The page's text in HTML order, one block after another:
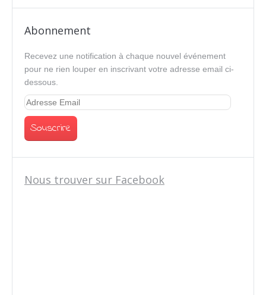
Abonnement
Recevez une notification à chaque nouvel événement
pour ne rien louper en inscrivant votre adresse email ci-
dessous.
Nous trouver sur Facebook